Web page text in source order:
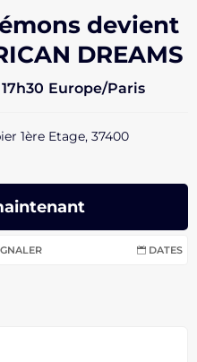
devient
DREAMS
Europe/Paris
1ère Etage, 37400
DATES